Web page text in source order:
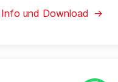
Info und Download →